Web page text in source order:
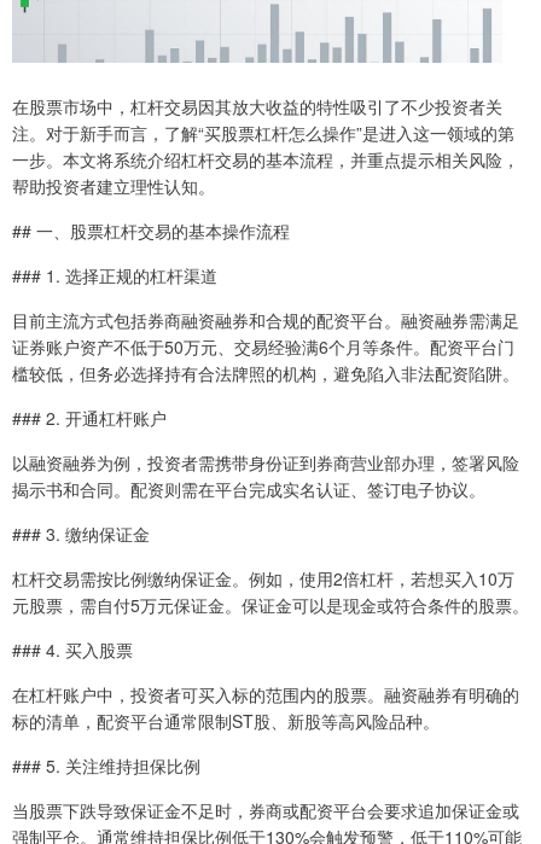
在股票市场中，杠杆交易因其放大收益的特性吸引了不少投资者关
注。对于新手而言，了解“买股票杠杆怎么操作”是进入这一领域的第
一步。本文将系统介绍杠杆交易的基本流程，并重点提示相关风险，
帮助投资者建立理性认知。
## 一、股票杠杆交易的基本操作流程
### 1. 选择正规的杠杆渠道
目前主流方式包括券商融资融券和合规的配资平台。融资融券需满足
证券账户资产不低于50万元、交易经验满6个月等条件。配资平台门
槛较低，但务必选择持有合法牌照的机构，避免陷入非法配资陷阱。
### 2. 开通杠杆账户
以融资融券为例，投资者需携带身份证到券商营业部办理，签署风险
揭示书和合同。配资则需在平台完成实名认证、签订电子协议。
### 3. 缴纳保证金
杠杆交易需按比例缴纳保证金。例如，使用2倍杠杆，若想买入10万
元股票，需自付5万元保证金。保证金可以是现金或符合条件的股票。
### 4. 买入股票
在杠杆账户中，投资者可买入标的范围内的股票。融资融券有明确的
标的清单，配资平台通常限制ST股、新股等高风险品种。
### 5. 关注维持担保比例
当股票下跌导致保证金不足时，券商或配资平台会要求追加保证金或
强制平仓。通常维持担保比例低于130%会触发预警，低于110%可能